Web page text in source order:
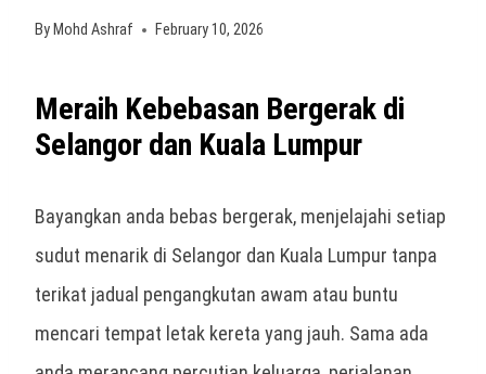
By Mohd Ashraf February 10, 2026
Meraih Kebebasan Bergerak di
Selangor dan Kuala Lumpur
Bayangkan anda bebas bergerak, menjelajahi setiap
sudut menarik di Selangor dan Kuala Lumpur tanpa
terikat jadual pengangkutan awam atau buntu
mencari tempat letak kereta yang jauh. Sama ada